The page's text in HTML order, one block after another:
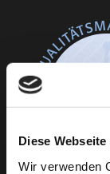
Diese
Wir verwenden